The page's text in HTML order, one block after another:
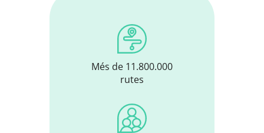
Més de 11.800.000
rutes